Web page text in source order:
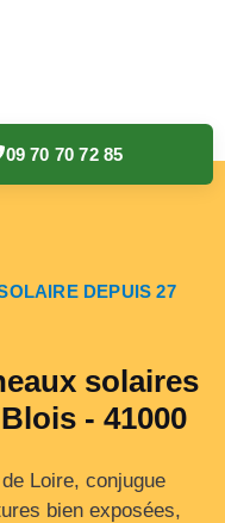
09 70 70 72 85
DEPUIS 27
solaires
- 41000
Loire, conjugue
bien exposées,